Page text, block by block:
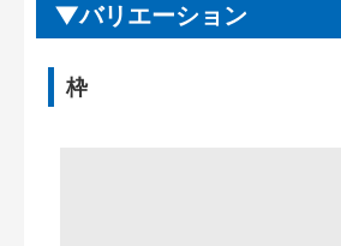
バリエーション
枠